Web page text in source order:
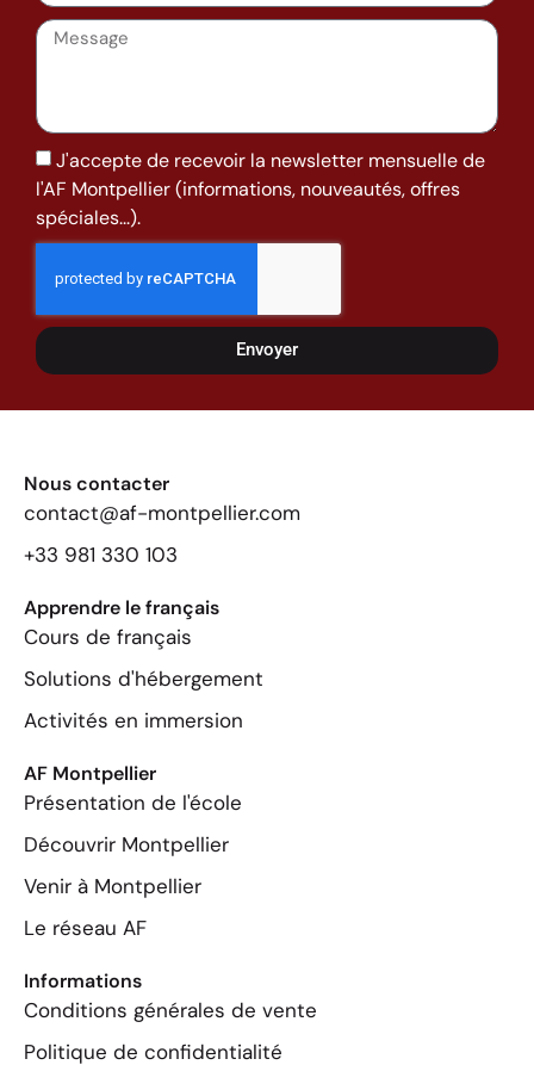
J'accepte de recevoir la newsletter mensuelle de
l'AF Montpellier (informations, nouveautés, offres
spéciales...).
Envoyer
Nous contacter
contact@af-montpellier.com
+33 981 330 103
Apprendre le français
Cours de français
Solutions d'hébergement
Activités en immersion
AF Montpellier
Présentation de l'école
Découvrir Montpellier
Venir à Montpellier
Le réseau AF
Informations
Conditions générales de vente
Politique de confidentialité